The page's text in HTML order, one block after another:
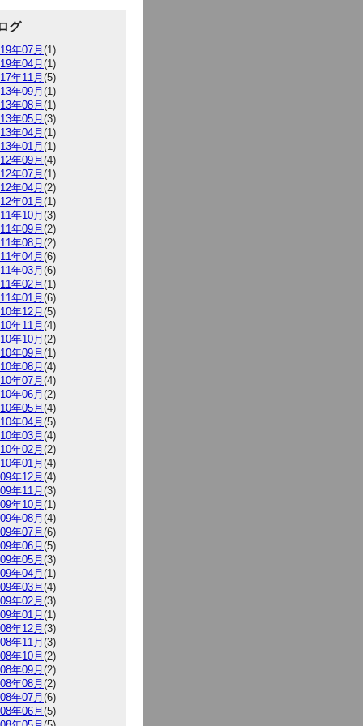
グ
年07月(1)
年04月(1)
年11月(5)
年09月(1)
年08月(1)
年05月(3)
年04月(1)
年01月(1)
年09月(4)
年07月(1)
年04月(2)
年01月(1)
年10月(3)
年09月(2)
年08月(2)
年04月(6)
年03月(6)
年02月(1)
年01月(6)
年12月(5)
年11月(4)
年10月(2)
年09月(1)
年08月(4)
年07月(4)
年06月(2)
年05月(4)
年04月(5)
年03月(4)
年02月(2)
年01月(4)
年12月(4)
年11月(3)
年10月(1)
年08月(4)
年07月(6)
年06月(5)
年05月(3)
年04月(1)
年03月(4)
年02月(3)
年01月(1)
年12月(3)
年11月(3)
年10月(2)
年09月(2)
年08月(2)
年07月(6)
年06月(5)